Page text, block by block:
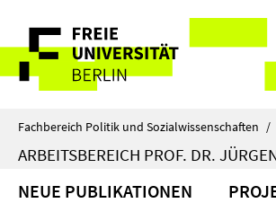
direkt
Inhalt
Service-
Navigation
Fachbereich Politik und Sozialwissenschaften /
ARBEITSBEREICH PROF. DR.
NEUE PUBLIKATIONEN